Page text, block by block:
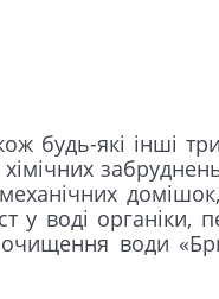
будь-які інші
воді органіки,
очищення води